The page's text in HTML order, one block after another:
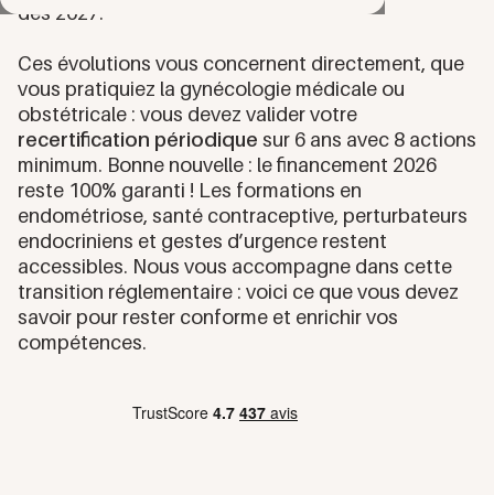
dès 2027.
Ces évolutions vous concernent directement, que
vous pratiquiez la gynécologie médicale ou
obstétricale : vous devez valider votre
recertification périodique sur 6 ans avec 8 actions
minimum. Bonne nouvelle : le financement 2026
reste 100% garanti ! Les formations en
endométriose, santé contraceptive, perturbateurs
endocriniens et gestes d’urgence restent
accessibles. Nous vous accompagne dans cette
transition réglementaire : voici ce que vous devez
savoir pour rester conforme et enrichir vos
compétences.